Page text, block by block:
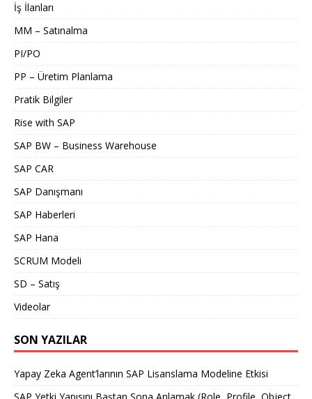
İş İlanları
MM – Satınalma
PI/PO
PP – Üretim Planlama
Pratik Bilgiler
Rise with SAP
SAP BW – Business Warehouse
SAP CAR
SAP Danışmanı
SAP Haberleri
SAP Hana
SCRUM Modeli
SD – Satış
Videolar
SON YAZILAR
Yapay Zeka Agent’larının SAP Lisanslama Modeline Etkisi